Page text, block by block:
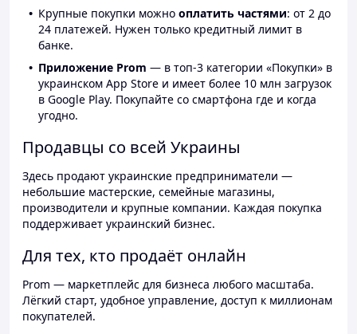
Крупные покупки можно оплатить частями: от 2 до
24 платежей. Нужен только кредитный лимит в
банке.
Приложение Prom — в топ-3 категории «Покупки» в
украинском App Store и имеет более 10 млн загрузок
в Google Play. Покупайте со смартфона где и когда
угодно.
Продавцы со всей Украины
Здесь продают украинские предприниматели —
небольшие мастерские, семейные магазины,
производители и крупные компании. Каждая покупка
поддерживает украинский бизнес.
Для тех, кто продаёт онлайн
Prom — маркетплейс для бизнеса любого масштаба.
Лёгкий старт, удобное управление, доступ к миллионам
покупателей.